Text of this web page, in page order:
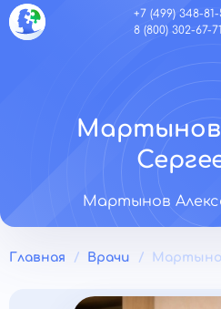
+7 (499) 348-81-
8 (800) 302-67-71
Мартынов
Мартынов
Главная Врачи